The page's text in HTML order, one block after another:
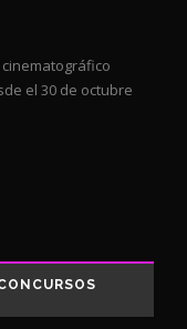
el 30 de octubre